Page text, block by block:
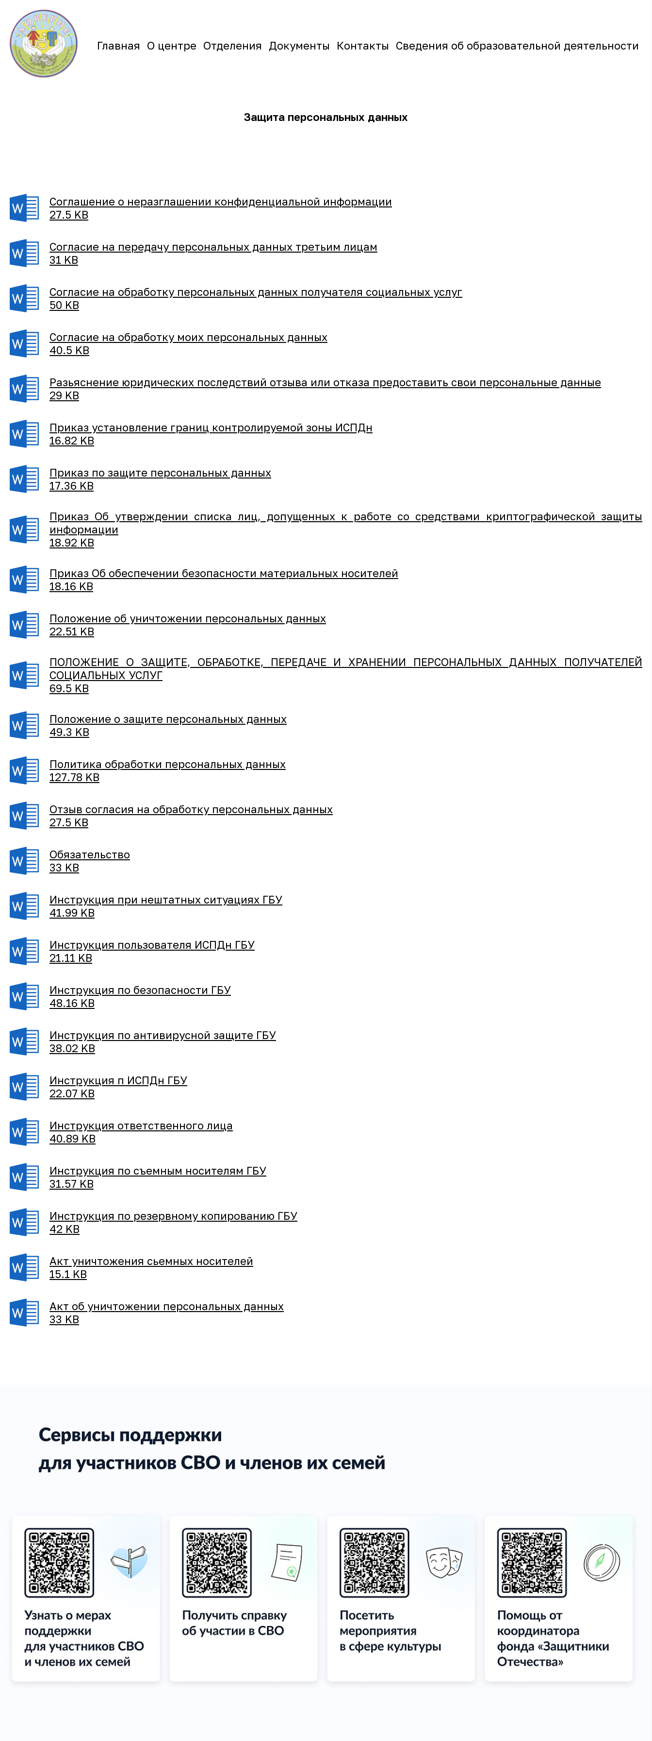
Главная О центре Отделения Документы Контакты Сведения об образовательной деятельности
Защита персональных данных
Соглашение о неразглашении конфиденциальной информации
27.5 KB
Согласие на передачу персональных данных третьим лицам
31 KB
Согласие на обработку персональных данных получателя социальных услуг
50 KB
Согласие на обработку моих персональных данных
40.5 KB
Разьяснение юридических последствий отзыва или отказа предоставить свои персональные данные
29 KB
Приказ установление границ контролируемой зоны ИСПДн
16.82 KB
Приказ по защите персональных данных
17.36 KB
Приказ Об утверждении списка лиц, допущенных к работе со средствами криптографической защиты
информации
18.92 KB
Приказ Об обеспечении безопасности материальных носителей
18.16 KB
Положение об уничтожении персональных данных
22.51 KB
ПОЛОЖЕНИЕ О ЗАЩИТЕ, ОБРАБОТКЕ, ПЕРЕДАЧЕ И ХРАНЕНИИ ПЕРСОНАЛЬНЫХ ДАННЫХ ПОЛУЧАТЕЛЕЙ
СОЦИАЛЬНЫХ УСЛУГ
69.5 KB
Положение о защите персональных данных
49.3 KB
Политика обработки персональных данных
127.78 KB
Отзыв согласия на обработку персональных данных
27.5 KB
Обязательство
33 KB
Инструкция при нештатных ситуациях ГБУ
41.99 KB
Инструкция пользователя ИСПДн ГБУ
21.11 KB
Инструкция по безопасности ГБУ
48.16 KB
Инструкция по антивирусной защите ГБУ
38.02 KB
Инструкция п ИСПДн ГБУ
22.07 KB
Инструкция ответственного лица
40.89 KB
Инструкция по съемным носителям ГБУ
31.57 KB
Инструкция по резервному копированию ГБУ
42 KB
Акт уничтожения сьемных носителей
15.1 KB
Акт об уничтожении персональных данных
33 KB